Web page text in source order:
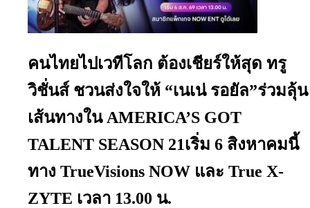
คนไทยไปเวทีโลก ต้องเชียร์ให้สุด ทรู
วิชั่นส์ ชวนส่งใจให้ “เนเน่ รอยัล”ร่วมลุ้น
เส้นทางใน AMERICA’S GOT
TALENT SEASON 21เริ่ม 6 สิงหาคมนี้
ทาง TrueVisions NOW และ True X-
ZYTE เวลา 13.00 น.